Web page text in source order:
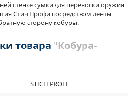
стенке сумки для переноски оружия
Стич Профи посредством ленты
сторону кобуры.
товара "Кобура-
STICH PROFI